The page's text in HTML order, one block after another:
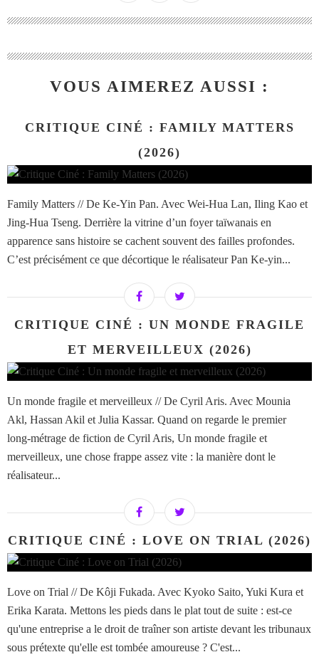
VOUS AIMEREZ AUSSI :
CRITIQUE CINÉ : FAMILY MATTERS
(2026)
Family Matters // De Ke-Yin Pan. Avec Wei-Hua Lan, Iling Kao et
Jing-Hua Tseng. Derrière la vitrine d’un foyer taïwanais en
apparence sans histoire se cachent souvent des failles profondes.
C’est précisément ce que décortique le réalisateur Pan Ke-yin...
CRITIQUE CINÉ : UN MONDE FRAGILE
ET MERVEILLEUX (2026)
Un monde fragile et merveilleux // De Cyril Aris. Avec Mounia
Akl, Hassan Akil et Julia Kassar. Quand on regarde le premier
long-métrage de fiction de Cyril Aris, Un monde fragile et
merveilleux, une chose frappe assez vite : la manière dont le
réalisateur...
CRITIQUE CINÉ : LOVE ON TRIAL (2026)
Love on Trial // De Kôji Fukada. Avec Kyoko Saito, Yuki Kura et
Erika Karata. Mettons les pieds dans le plat tout de suite : est-ce
qu'une entreprise a le droit de traîner son artiste devant les tribunaux
sous prétexte qu'elle est tombée amoureuse ? C'est...